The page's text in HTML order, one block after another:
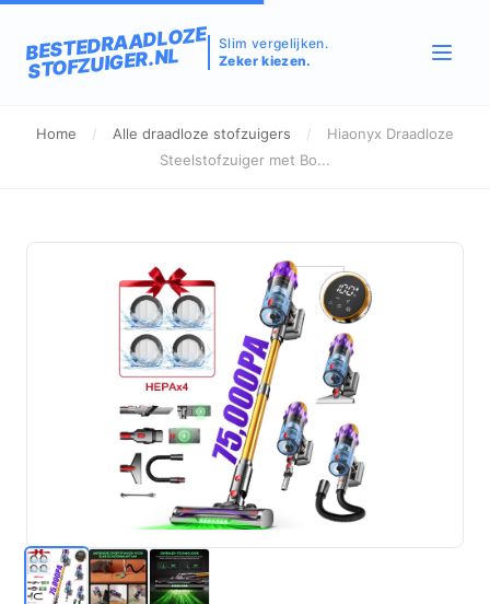
BESTEDRAADLOZE
STOFZUIGER.NL
Slim vergelijken.
Zeker kiezen.
Home / Alle draadloze stofzuigers /
Hiaonyx Draadloze
Steelstofzuiger met Bo...